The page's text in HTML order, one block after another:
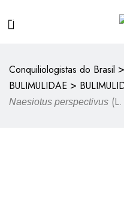
Conquiliologistas do Brasil >
BULIMULIDAE >
Naesiotus perspectivus